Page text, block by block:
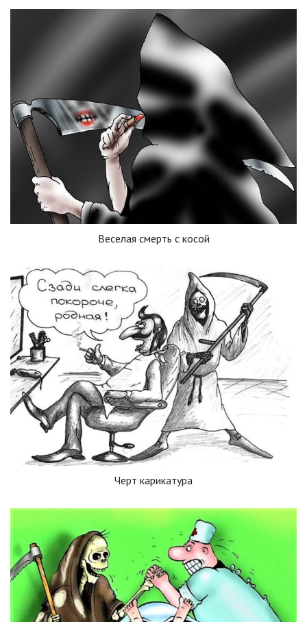
Веселая смерть с косой
Черт карикатура